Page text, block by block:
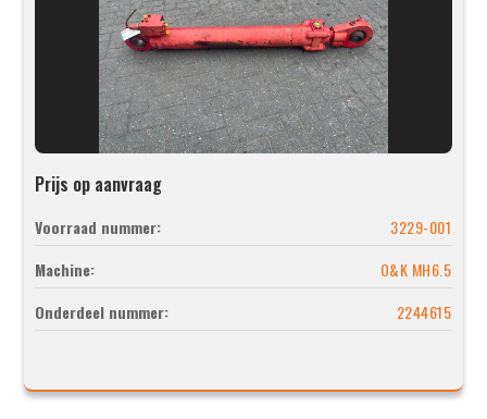
Prijs op aanvraag
Voorraad nummer:
3229-001
Machine:
O&K MH6.5
Onderdeel nummer:
2244615